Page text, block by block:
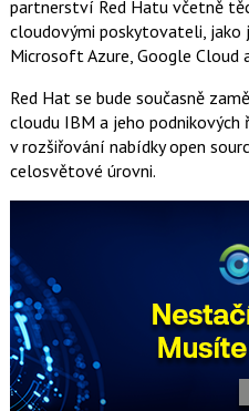
partnerství Red Hatu včetně
cloudovými poskytovateli, jako
Microsoft Azure, Google Cloud
Red Hat se bude současně
cloudu IBM a jeho podnikových
v rozšiřování nabídky open
celosvětové úrovni.